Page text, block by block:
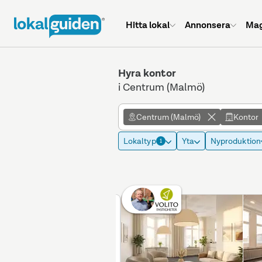
Hitta lokal Annonsera
Hyra kontor
i Centrum (Malmö)
Centrum (Malmö) Kontor
Lokaltyp 1 Yta Nyproduktion